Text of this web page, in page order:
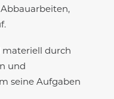
materiell durch
und
seine Aufgaben